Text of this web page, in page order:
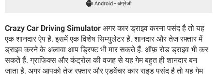
Android - अंग्रेजी
Crazy Car Driving Simulator अगर कार ड्राइव करना पसंद है तो यह
एक शानदार ऐप है. इसमें एक विशेष सिम्युलेटर है. शानदार और तेज रफ़्तार में
ड्राइव करने के अलावा आप ड्रिफ्ट भी मार सकते हैं. ऑफ़ रोड ड्राइव भी कर
सकते हैं. ग्राफिक्स और कंट्रोल की वजह से यह गेम बहुत ही शानदार बन
जाता है. अगर आपको तेज रफ़्तार और एडवेंचर कार राइड पसंद है तो यह गेम